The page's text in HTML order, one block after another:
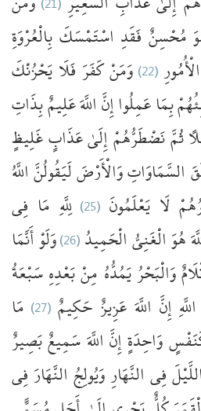
مُحْسِنٌ فَقَدِ اسْتَمْسَكَبِالْعُرْوَةِ
الْأُمُورِ(22) وَمَنْكَفَرَفَلَايَحْزُنْكَ
بِمَاعَمِلُواإِنَّاللَّهَعَلِيمٌبِذَاتِ
ثُمَّنَضْطَرُّهُمْإِلَىٰعَذَابٍغَلِيظٍ
السَّمَاوَاتِوَالْأَرْضَلَيَقُولُنَّاللَّهُ
لَا يَعْلَمُونَ (25) لِلَّهِ مَا فِي
هُوَالْغَنِيُّالْحَمِيدُ(26) وَلَوْأَنَّمَا
وَالْبَحْرُيَمُدُّهُ مِنْبَعْدِهِسَبْعَةُ
اللَّهِ إِنَّ اللَّهَ عَزِيزٌ حَكِيمٌ (27)
مَا
وَاحِدَةٍإِنَّاللَّهَسَمِيعٌبَصِيرٌ
اللَّيْلَفِيالنَّهَارِوَيُولِجُالنَّهَارَفِي